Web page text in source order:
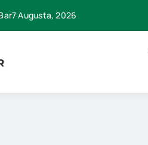
Augusta, 2026